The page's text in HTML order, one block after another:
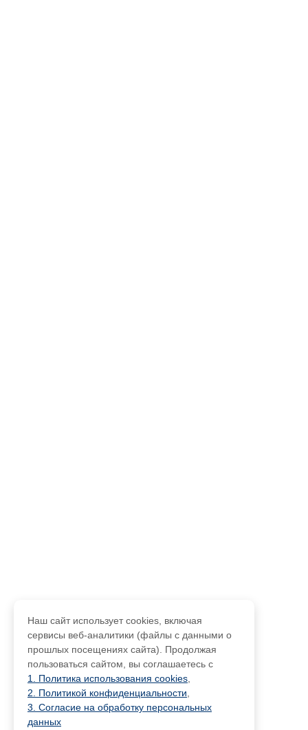
Наш сайт использует cookies, включая
сервисы веб-аналитики (файлы с данными о
прошлых посещениях сайта). Продолжая
пользоваться сайтом, вы соглашаетесь с
1. Политика использования cookies
2. Политикой конфиденциальности
3. Согласие на обработку персональных
данных